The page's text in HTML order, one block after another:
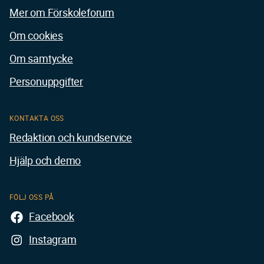
KONTAKTA OSS
Redaktion och kundservice
Hjälp och demo
FÖLJ OSS PÅ
Facebook
Instagram
Mer om Förskoleforum
Om cookies
Om samtycke
Personuppgifter